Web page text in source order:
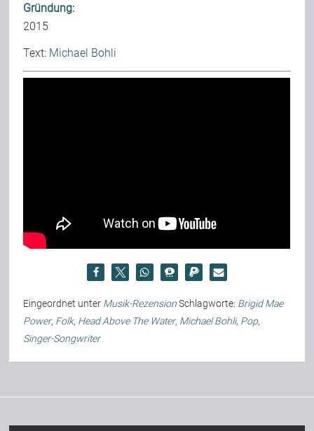
Gründung:
2015
Text: Michael Bohli
Eingeordnet unter Musik-Rezension Schlagworte: Brigid Mae
Power, Folk, Head Above The Water, Michael Bohli, Pop,
Singer-Songwriter